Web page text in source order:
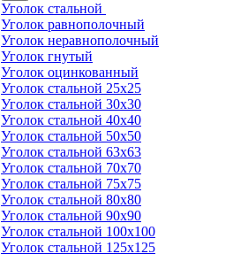
Уголок стальной
Уголок равнополочный
Уголок неравнополочный
Уголок гнутый
Уголок оцинкованный
Уголок стальной 25х25
Уголок стальной 30х30
Уголок стальной 40х40
Уголок стальной 50х50
Уголок стальной 63х63
Уголок стальной 70х70
Уголок стальной 75х75
Уголок стальной 80х80
Уголок стальной 90х90
Уголок стальной 100х100
Уголок стальной 125х125